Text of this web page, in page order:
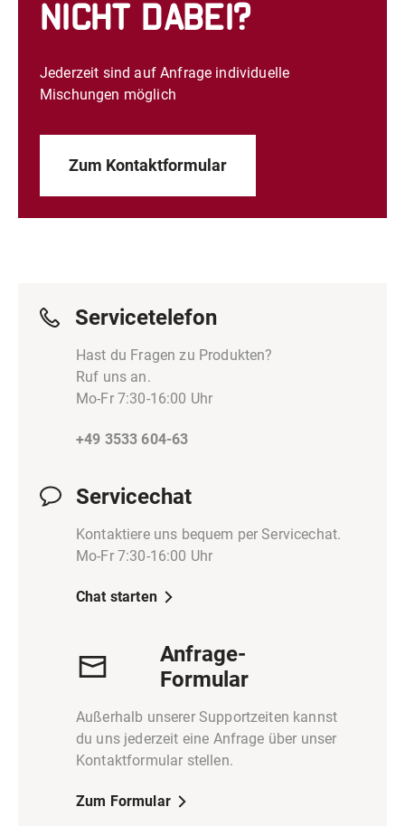
nicht dabei?
Jederzeit sind auf Anfrage individuelle
Mischungen möglich
Zum Kontaktformular
Servicetelefon
Hast du Fragen zu Produkten?
Ruf uns an.
Mo-Fr 7:30-16:00 Uhr
+49 3533 604-63
Servicechat
Kontaktiere uns bequem per Servicechat.
Mo-Fr 7:30-16:00 Uhr
Chat starten
Anfrage-
Formular
Außerhalb unserer Supportzeiten kannst
du uns jederzeit eine Anfrage über unser
Kontaktformular stellen.
Zum Formular